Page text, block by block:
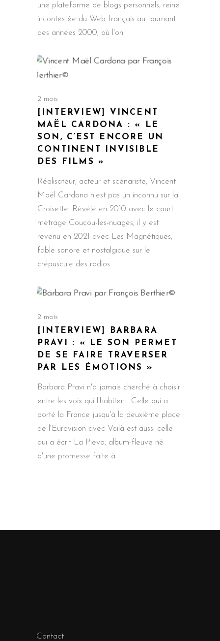
une plateforme de blogs personnels, reine
incontestée du Web français au tournant
des années 2000, où l'on
2 mois
[INTERVIEW] VINCENT
MAËL CARDONA : « LE
SON, C’EST ENCORE UN
CONTINENT INVISIBLE
DES FILMS »
Réalisateur, acteur et scénariste, Vincent
Maël Cardona n'est pas un inconnu sur la
Croisette. Révélé en 2010 avec le court
métrage Coucou-les-nuages, il y est
revenu en 2021 avec Les Magnétiques,
fable sonore et nostalgique sur le
crépuscule des radios
2 mois
[INTERVIEW] BARBARA
PRAVI : « LE SON PERMET
DE SE FAIRE TRAVERSER
PAR LES ÉMOTIONS »
Barbara Pravi n'a jamais cherché à choisir
entre les voix qui l'habitent. Celle qui a
porté la France jusqu'à la deuxième place
de l'Eurovision avec Voilà est aussi celle
qui a écrit La Pieva, album-fleuve né
d'une promesse faite à
Contact